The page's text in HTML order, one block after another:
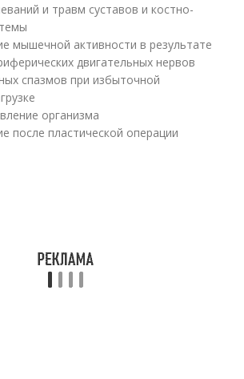
и травм суставов и костно-
мышечной активности в результате
двигательных нервов
спазмов при избыточной
организма
после пластической операции